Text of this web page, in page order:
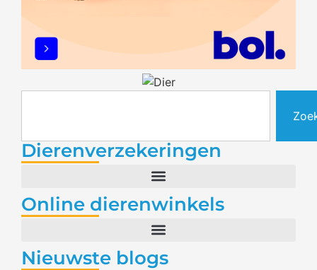
Dierenverzekeringen
Online dierenwinkels
Nieuwste blogs